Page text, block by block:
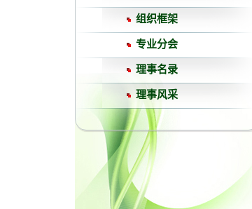
组织框架
专业分会
理事名录
理事风采